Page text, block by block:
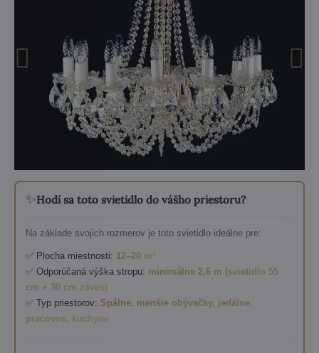
✨Hodí sa toto svietidlo do vášho priestoru?
Na základe svojich rozmerov je toto svietidlo ideálne pre:
✅ Plocha miestnosti: 12–20 m²
✅ Odporúčaná výška stropu: minimálne 2,6 m (svietidlo 55
cm + 30 cm záves)
✅ Typ priestorov: Spálne, menšie obývačky, jedálne,
pracovne, kuchyne